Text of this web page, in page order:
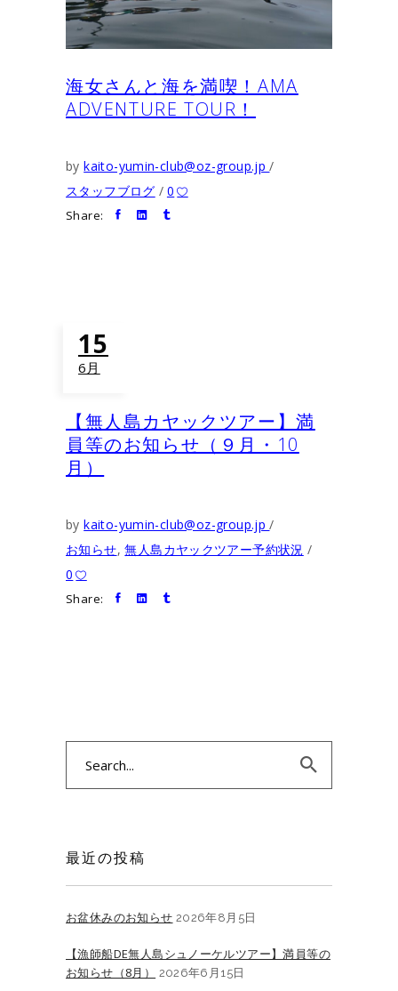
海女さんと海を満喫！AMA
ADVENTURE TOUR！
bykaito-yumin-club@oz-group.jp
スタッフブログ
0
Share:
15
6月
【無人島カヤックツアー】満
員等のお知らせ（９月・10
月）
bykaito-yumin-club@oz-group.jp
お知らせ,無人島カヤックツアー予約状況
0
Share:
最近の投稿
お盆休みのお知らせ 2026年8月5日
【漁師船DE無人島シュノーケルツアー】満員等の
お知らせ（8月）
2026年6月15日